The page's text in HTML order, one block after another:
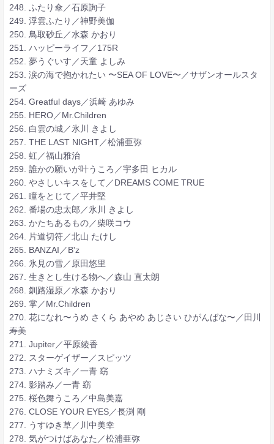
248. ふたり傘／石原詢子
249. 浮雲ふたり／神野美伽
250. 鳥取砂丘／水森 かおり
251. ハッピーライフ／175R
252. 夢うぐいす／天童 よしみ
253. 涙の海で抱かれたい 〜SEA OF LOVE〜／サザンオールスタ
ーズ
254. Greatful days／浜崎 あゆみ
255. HERO／Mr.Children
256. 白雲の城／氷川 きよし
257. THE LAST NIGHT／松浦亜弥
258. 虹／福山雅治
259. 誰かの願いが叶うころ／宇多田 ヒカル
260. やさしいキスをして／DREAMS COME TRUE
261. 瞳をとじて／平井堅
262. 番場の忠太郎／氷川 きよし
263. かたちあるもの／柴咲コウ
264. 片道切符／北山 たけし
265. BANZAI／B'z
266. 氷見の雪／原田悠里
267. 生きとし生ける物へ／森山 直太朗
268. 釧路湿原／水森 かおり
269. 掌／Mr.Children
270. 花になれ〜うめ さくら あやめ あじさい ひがんばな〜／田川
寿美
271. Jupiter／平原綾香
272. スターゲイザー／スピッツ
273. ハナミズキ／一青 窈
274. 影踏み／一青 窈
275. 桜色舞うころ／中島美嘉
276. CLOSE YOUR EYES／長渕 剛
277. うすゆき草／川中美幸
278. 気がつけばあなた／松浦亜弥